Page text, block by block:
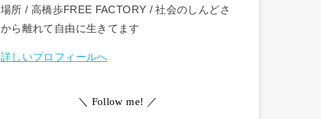
場所 / 高橋歩FREE FACTORY / 社会のしんどさ
から離れて自由に生きてます
詳しいプロフィールへ
＼ Follow me! ／